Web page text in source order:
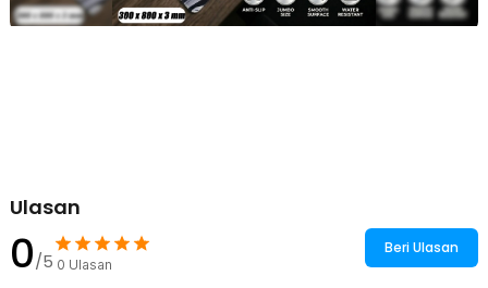
Kelengkapan Produk
Ulasan
0/5 0 Ulasan
Beri Ulasan